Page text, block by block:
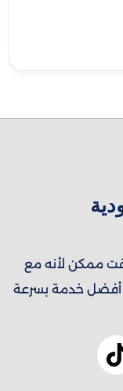
ممكن لأنه مع
أفضل خدمة بسرعة